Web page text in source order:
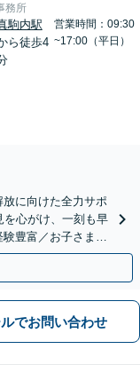
務所
駒内駅
ら徒歩4
営業時間：09:30
~17:00（平日）
放に向けた全力サポ
を心がけ、一刻も早
豊富／お子さまの
談を」
ルでお問い合わせ